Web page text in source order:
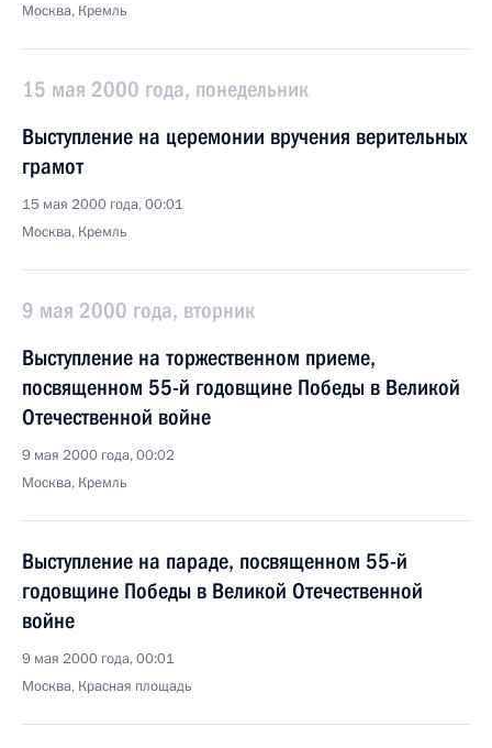
Москва, Кремль
15 мая 2000 года, понедельник
Выступление на церемонии вручения верительных
грамот
15 мая 2000 года, 00:01
Москва, Кремль
9 мая 2000 года, вторник
Выступление на торжественном приеме,
посвященном 55-й годовщине Победы в Великой
Отечественной войне
9 мая 2000 года, 00:02
Москва, Кремль
Выступление на параде, посвященном 55-й
годовщине Победы в Великой Отечественной
войне
9 мая 2000 года, 00:01
Москва, Красная площадь